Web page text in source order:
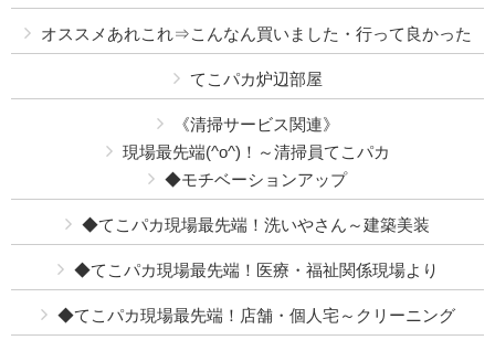
オススメあれこれ⇒こんなん買いました・行って良かった
てこパカ炉辺部屋
《清掃サービス関連》
現場最先端(^o^)！～清掃員てこパカ
◆モチベーションアップ
◆てこパカ現場最先端！洗いやさん～建築美装
◆てこパカ現場最先端！医療・福祉関係現場より
◆てこパカ現場最先端！店舗・個人宅～クリーニング